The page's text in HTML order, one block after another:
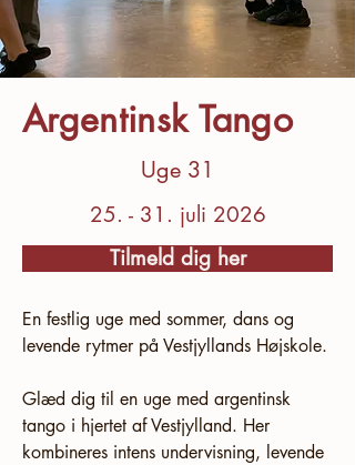
Argentinsk Tango
Uge 31
25. - 31. juli 2026
Tilmeld dig her
En festlig uge med sommer, dans og
levende rytmer på Vestjyllands Højskole.
Glæd dig til en uge med argentinsk
tango i hjertet af Vestjylland. Her
kombineres intens undervisning, levende